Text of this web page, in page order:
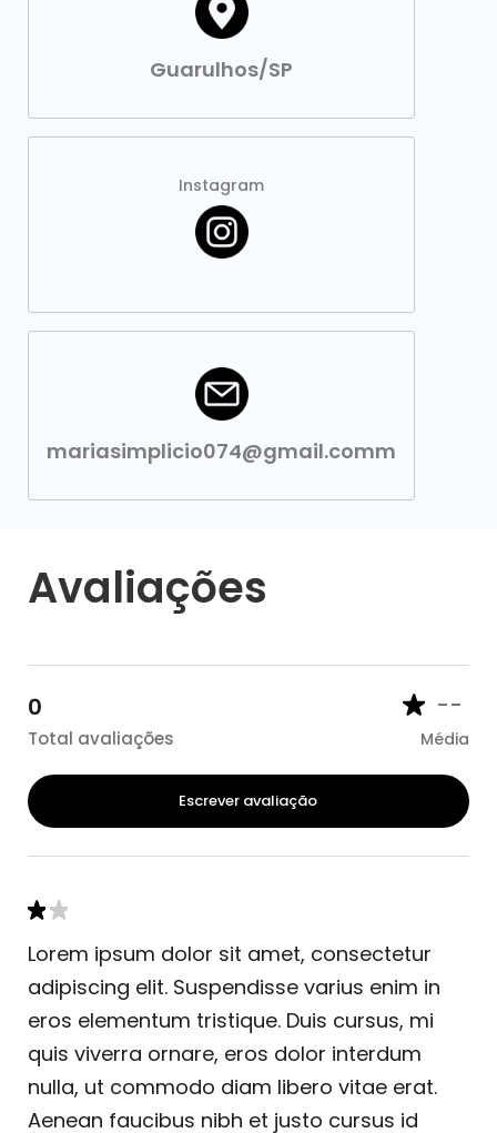
Guarulhos/SP
Instagram
mariasimplicio074@gmail.comm
Avaliações
0
Total avaliações
--
Média
Escrever avaliação
Lorem ipsum dolor sit amet, consectetur
adipiscing elit. Suspendisse varius enim in
eros elementum tristique. Duis cursus, mi
quis viverra ornare, eros dolor interdum
nulla, ut commodo diam libero vitae erat.
Aenean faucibus nibh et justo cursus id